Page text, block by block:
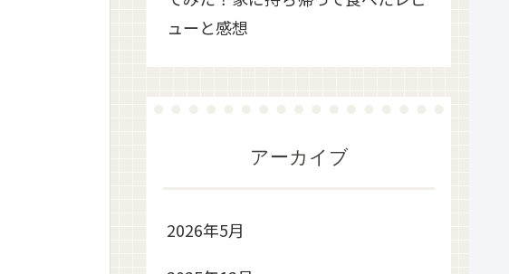
ューと感想
アーカイブ
2026年5月